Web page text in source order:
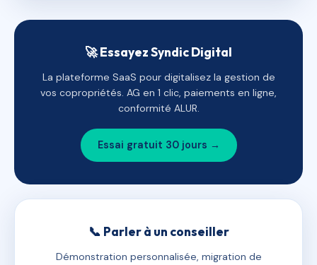
🚀 Essayez Syndic Digital
La plateforme SaaS pour digitalisez la gestion de
vos copropriétés. AG en 1 clic, paiements en ligne,
conformité ALUR.
Essai gratuit 30 jours →
📞 Parler à un conseiller
Démonstration personnalisée, migration de